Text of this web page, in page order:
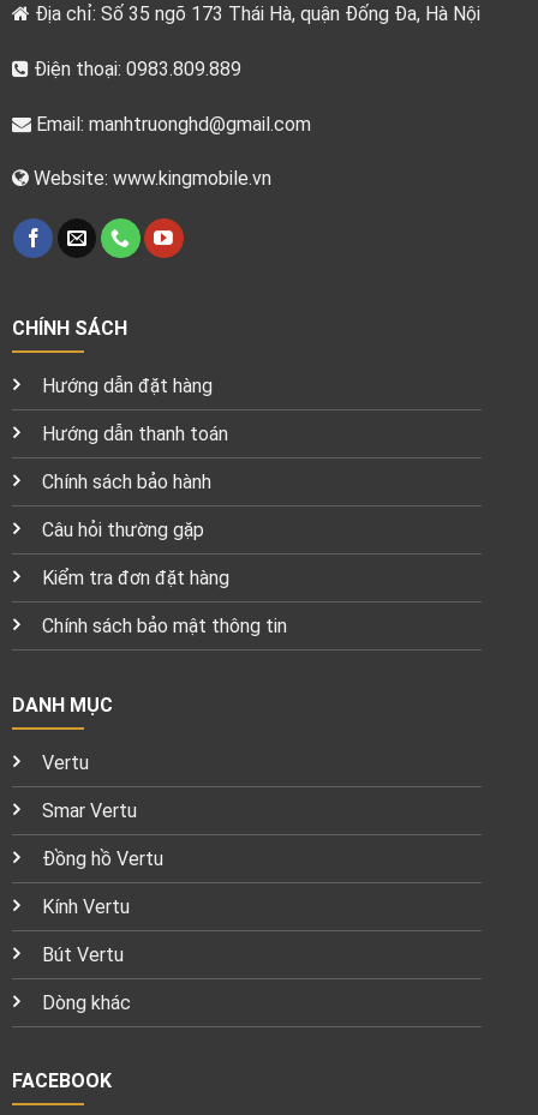
Địa chỉ: Số 35 ngõ 173 Thái Hà, quận Đống Đa, Hà Nội
Điện thoại: 0983.809.889
Email: manhtruonghd@gmail.com
Website: www.kingmobile.vn
CHÍNH SÁCH
Hướng dẫn đặt hàng
Hướng dẫn thanh toán
Chính sách bảo hành
Câu hỏi thường gặp
Kiểm tra đơn đặt hàng
Chính sách bảo mật thông tin
DANH MỤC
Vertu
Smar Vertu
Đồng hồ Vertu
Kính Vertu
Bút Vertu
Dòng khác
FACEBOOK